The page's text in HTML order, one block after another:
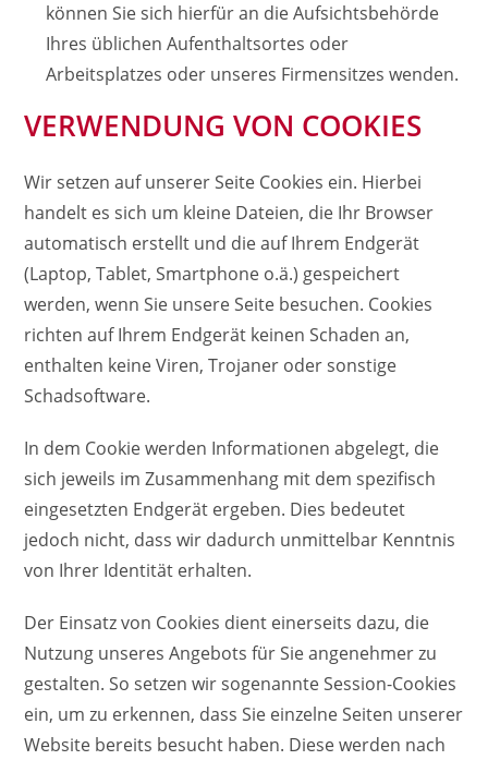
können Sie sich hierfür an die Aufsichtsbehörde
Ihres üblichen Aufenthaltsortes oder
Arbeitsplatzes oder unseres Firmensitzes wenden.
VERWENDUNG VON COOKIES
Wir setzen auf unserer Seite Cookies ein. Hierbei
handelt es sich um kleine Dateien, die Ihr Browser
automatisch erstellt und die auf Ihrem Endgerät
(Laptop, Tablet, Smartphone o.ä.) gespeichert
werden, wenn Sie unsere Seite besuchen. Cookies
richten auf Ihrem Endgerät keinen Schaden an,
enthalten keine Viren, Trojaner oder sonstige
Schadsoftware.
In dem Cookie werden Informationen abgelegt, die
sich jeweils im Zusammenhang mit dem spezifisch
eingesetzten Endgerät ergeben. Dies bedeutet
jedoch nicht, dass wir dadurch unmittelbar Kenntnis
von Ihrer Identität erhalten.
Der Einsatz von Cookies dient einerseits dazu, die
Nutzung unseres Angebots für Sie angenehmer zu
gestalten. So setzen wir sogenannte Session-Cookies
ein, um zu erkennen, dass Sie einzelne Seiten unserer
Website bereits besucht haben. Diese werden nach